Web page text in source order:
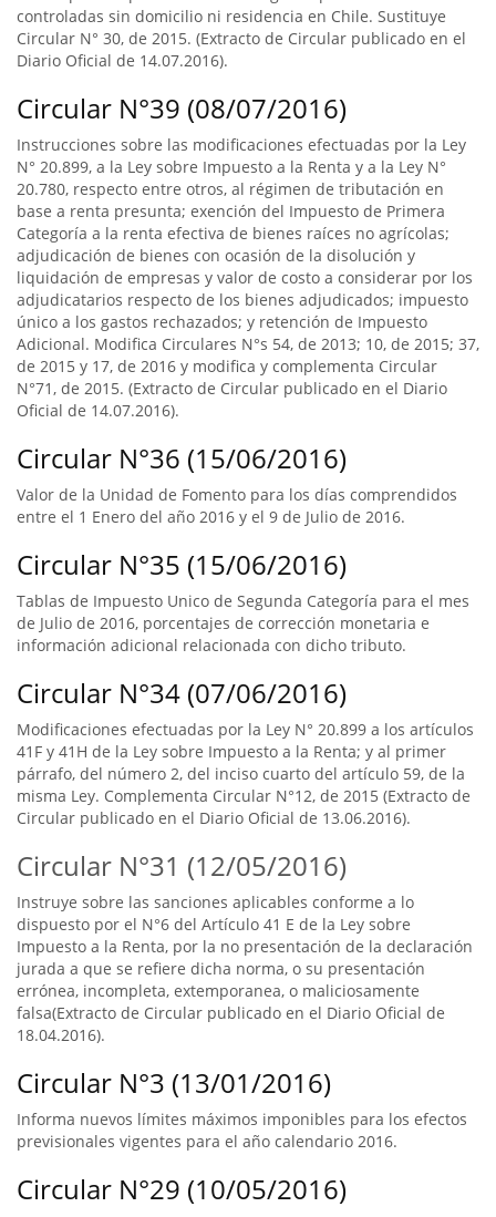
controladas sin domicilio ni residencia en Chile. Sustituye
Circular N° 30, de 2015. (Extracto de Circular publicado en el
Diario Oficial de 14.07.2016).
Circular N°39 (08/07/2016)
Instrucciones sobre las modificaciones efectuadas por la Ley
N° 20.899, a la Ley sobre Impuesto a la Renta y a la Ley N°
20.780, respecto entre otros, al régimen de tributación en
base a renta presunta; exención del Impuesto de Primera
Categoría a la renta efectiva de bienes raíces no agrícolas;
adjudicación de bienes con ocasión de la disolución y
liquidación de empresas y valor de costo a considerar por los
adjudicatarios respecto de los bienes adjudicados; impuesto
único a los gastos rechazados; y retención de Impuesto
Adicional. Modifica Circulares N°s 54, de 2013; 10, de 2015; 37,
de 2015 y 17, de 2016 y modifica y complementa Circular
N°71, de 2015. (Extracto de Circular publicado en el Diario
Oficial de 14.07.2016).
Circular N°36 (15/06/2016)
Valor de la Unidad de Fomento para los días comprendidos
entre el 1 Enero del año 2016 y el 9 de Julio de 2016.
Circular N°35 (15/06/2016)
Tablas de Impuesto Unico de Segunda Categoría para el mes
de Julio de 2016, porcentajes de corrección monetaria e
información adicional relacionada con dicho tributo.
Circular N°34 (07/06/2016)
Modificaciones efectuadas por la Ley N° 20.899 a los artículos
41F y 41H de la Ley sobre Impuesto a la Renta; y al primer
párrafo, del número 2, del inciso cuarto del artículo 59, de la
misma Ley. Complementa Circular N°12, de 2015 (Extracto de
Circular publicado en el Diario Oficial de 13.06.2016).
Circular N°31 (12/05/2016)
Instruye sobre las sanciones aplicables conforme a lo
dispuesto por el N°6 del Artículo 41 E de la Ley sobre
Impuesto a la Renta, por la no presentación de la declaración
jurada a que se refiere dicha norma, o su presentación
errónea, incompleta, extemporanea, o maliciosamente
falsa(Extracto de Circular publicado en el Diario Oficial de
18.04.2016).
Circular N°3 (13/01/2016)
Informa nuevos límites máximos imponibles para los efectos
previsionales vigentes para el año calendario 2016.
Circular N°29 (10/05/2016)